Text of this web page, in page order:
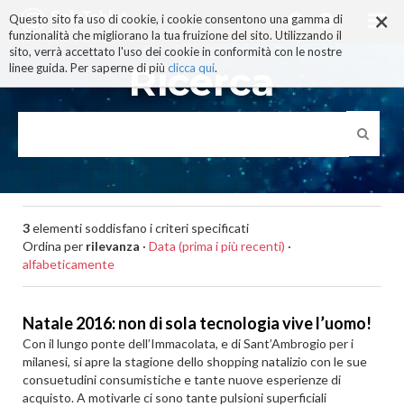
×
Questo sito fa uso di cookie, i cookie consentono una gamma di
funzionalità che migliorano la tua fruizione del sito. Utilizzando il
sito, verrà accettato l'uso dei cookie in conformità con le nostre
linee guida. Per saperne di più clicca qui.
ai
contenuti.
|
alla
navigazione
Ricerca
3elementi soddisfano i criteri specificati
Ordina per rilevanza · Data (prima i più recenti) ·
alfabeticamente
Natale 2016: non di sola tecnologia vive l’uomo!
Con il lungo ponte dell’Immacolata, e di Sant’Ambrogio per i
milanesi, si apre la stagione dello shopping natalizio con le sue
consuetudini consumistiche e tante nuove esperienze di
acquisto. A motivarle ci sono tante pulsioni superficiali